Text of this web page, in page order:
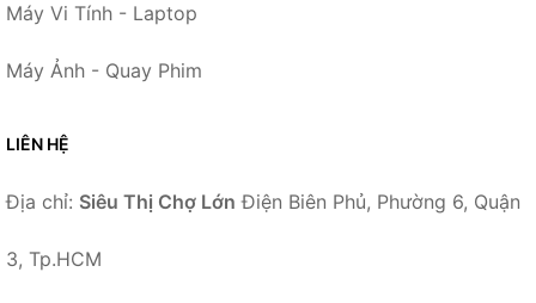
Máy Vi Tính - Laptop
Máy Ảnh - Quay Phim
LIÊN HỆ
Địa chỉ: Siêu Thị Chợ Lớn Điện Biên Phủ, Phường 6, Quận
3, Tp.HCM